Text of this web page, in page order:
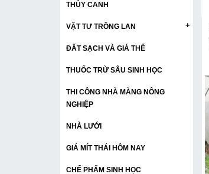
THỦY CANH
VẬT TƯ TRỒNG LAN +
ĐẤT SẠCH VÀ GIÁ THỂ
THUỐC TRỪ SÂU SINH HỌC
THI CÔNG NHÀ MÀNG NÔNG
NGHIỆP
NHÀ LƯỚI
GIÁ MÍT THÁI HÔM NAY
CHẾ PHẨM SINH HỌC